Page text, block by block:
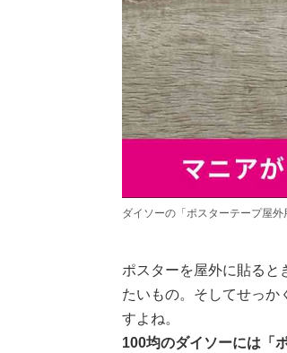
ダイソーの「ポスターテープ屋外
ポスターを屋外に貼ると
たいもの。そしてせっか
すよね。
100均のダイソーには「